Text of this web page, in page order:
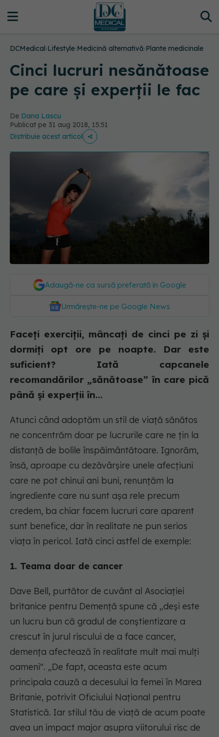
DCMedical›Lifestyle›Medicină alternativă›Plante medicinale
Cinci lucruri nesănătoase
pe care și experții le fac
De Dana Lascu
Publicat pe 31 aug 2018, 15:51
Distribuie acest articol
Adaugă-ne ca sursă preferată în Google
Urmărește-ne pe Google News
Faceți exerciții, mâncați de cinci pe zi și
dormiți opt ore pe noapte. Dar este
suficient? Iată capcanele
recomandărilor „sănătoase” în care pică
până și experții în...
Atunci când adoptăm un stil de viață sănătos
ne concentrăm doar pe lucrurile care ne țin la
distanță de bolile înspăimântătoare. Ignorăm,
însă, aproape cu dezăvârșire unele afecțiuni
care ne pot chinui ani buni, renunțăm la
ingrediente care nu sunt așa rele precum
credem, ba chiar facem lucruri care aparent
sunt benefice, dar în realitate ne pun serios
viața în pericol. Iată cinci astfel de exemple:
1. Teama doar de cancer
Dave Bell, purtător de cuvânt al Asociației
britanice pentru Demență spune că „deși este
un lucru bun că gradul de conștientizare a
crescut în jurul riscului de a face cancer,
demența afectează în realitate mult mai mulți
oameni". „De fapt, aceasta este acum
principala cauză a decesului la femei în Marea
Britanie, potrivit Oficiului Național pentru
Statistică. Iar stilul tău de viață de acum poate
avea un impact major asupra viitorului risc de